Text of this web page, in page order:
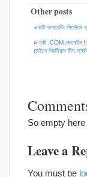
Other posts
একটি অপারেটিং সিস্টেমে
»ফ্রী .COM ডোমেইন !!!
(চাইলে প্রিমিয়াম
So empty
Leave a
You must be